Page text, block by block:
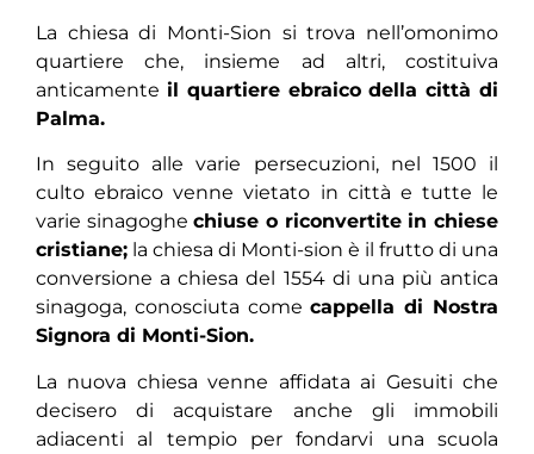
La chiesa di Monti-Sion si trova nell’omonimo
quartiere che, insieme ad altri, costituiva
anticamente il quartiere ebraico della città di
Palma.
In seguito alle varie persecuzioni, nel 1500 il
culto ebraico venne vietato in città e tutte le
varie sinagoghechiuse o riconvertite in chiese
cristiane; la chiesa di Monti-sion è il frutto di una
conversione a chiesa del 1554 di una più antica
sinagoga, conosciuta comecappella di Nostra
Signora di Monti-Sion.
La nuova chiesa venne affidata ai Gesuiti che
decisero di acquistare anche gli immobili
adiacenti al tempio per fondarvi una scuola